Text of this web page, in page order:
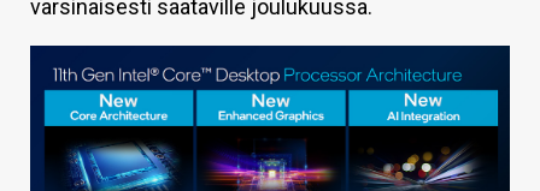
HAKU
varsinaisesti saataville joulukuussa.